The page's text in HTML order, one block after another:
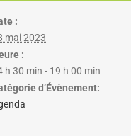
:
mai 2023
:
h 30 min - 19 h 00 min
d’Évènement: